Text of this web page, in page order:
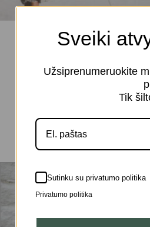
Sveiki
Užsiprenumeruokite
Tik
Sutinku su privatumo politika
Privatumo politika